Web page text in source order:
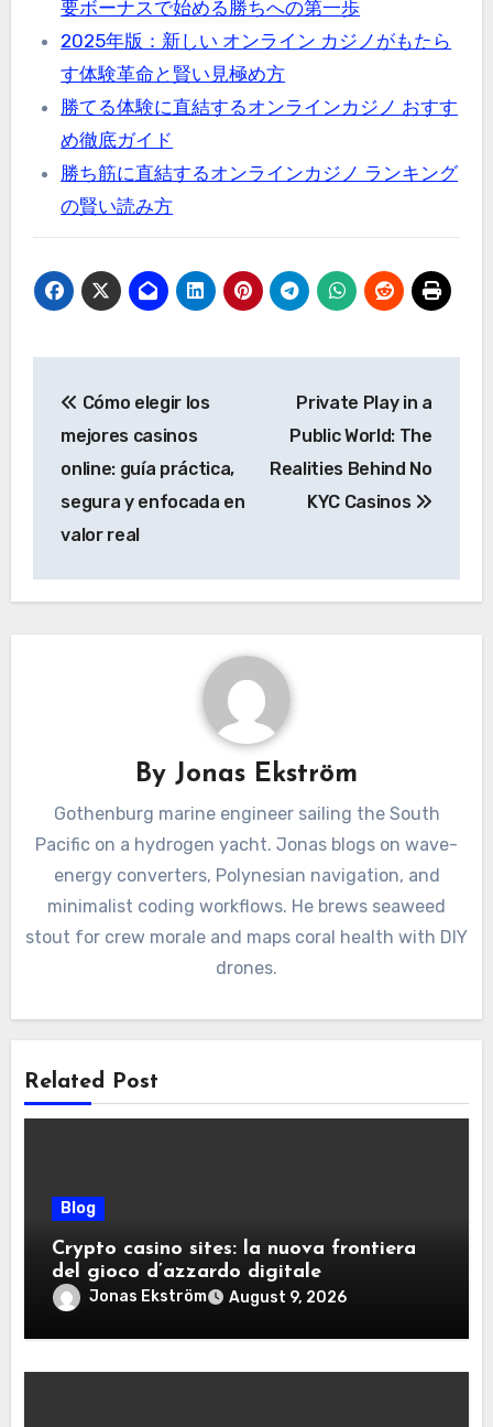
要ボーナスで始める勝ちへの第一歩
2025年版：新しい オンライン カジノがもたら
す体験革命と賢い見極め方
勝てる体験に直結するオンラインカジノ おすす
め徹底ガイド
勝ち筋に直結するオンラインカジノ ランキング
の賢い読み方
navigation
Cómo elegir los
mejores casinos
online: guía práctica,
segura y enfocada en
valor real
Private Play in a
Public World: The
Realities Behind No
KYC Casinos
By Jonas Ekström
Gothenburg marine engineer sailing the South
Pacific on a hydrogen yacht. Jonas blogs on wave-
energy converters, Polynesian navigation, and
minimalist coding workflows. He brews seaweed
stout for crew morale and maps coral health with DIY
drones.
Related Post
Blog
Crypto casino sites: la nuova frontiera
del gioco d’azzardo digitale
Jonas Ekström August 9, 2026